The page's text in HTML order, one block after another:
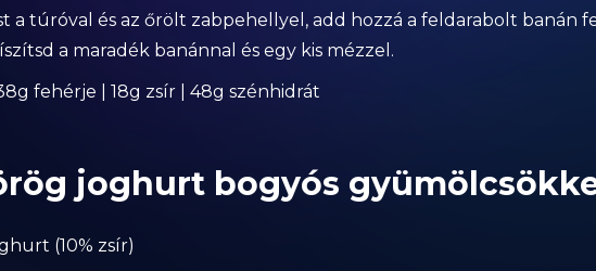
a túróval és az őrölt zabpehellyel, add hozzá a feldarabolt banán
a maradék banánnal és egy kis mézzel.
fehérje | 18g zsír | 48g szénhidrát
joghurt bogyós
(10% zsír)